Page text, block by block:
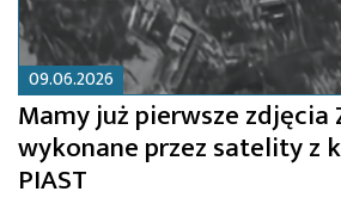
09.06.2026
Mamy już pierwsze zdjęcia
wykonane przez satelity z
PIAST